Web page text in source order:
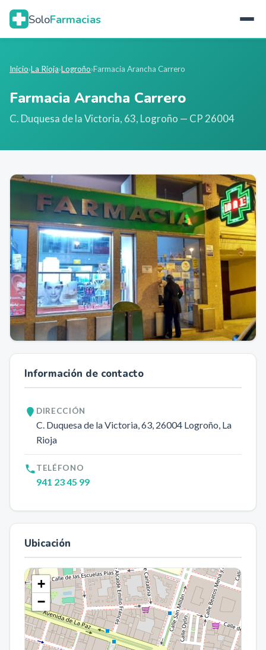
SoloFarmacias
Inicio›La Rioja›Logroño›Farmacia Arancha Carrero
Farmacia Arancha Carrero
C. Duquesa de la Victoria, 63, Logroño — CP 26004
Información de contacto
DIRECCIÓN
C. Duquesa de la Victoria, 63, 26004 Logroño, La
Rioja
TELÉFONO
941 23 45 99
Ubicación
+
−